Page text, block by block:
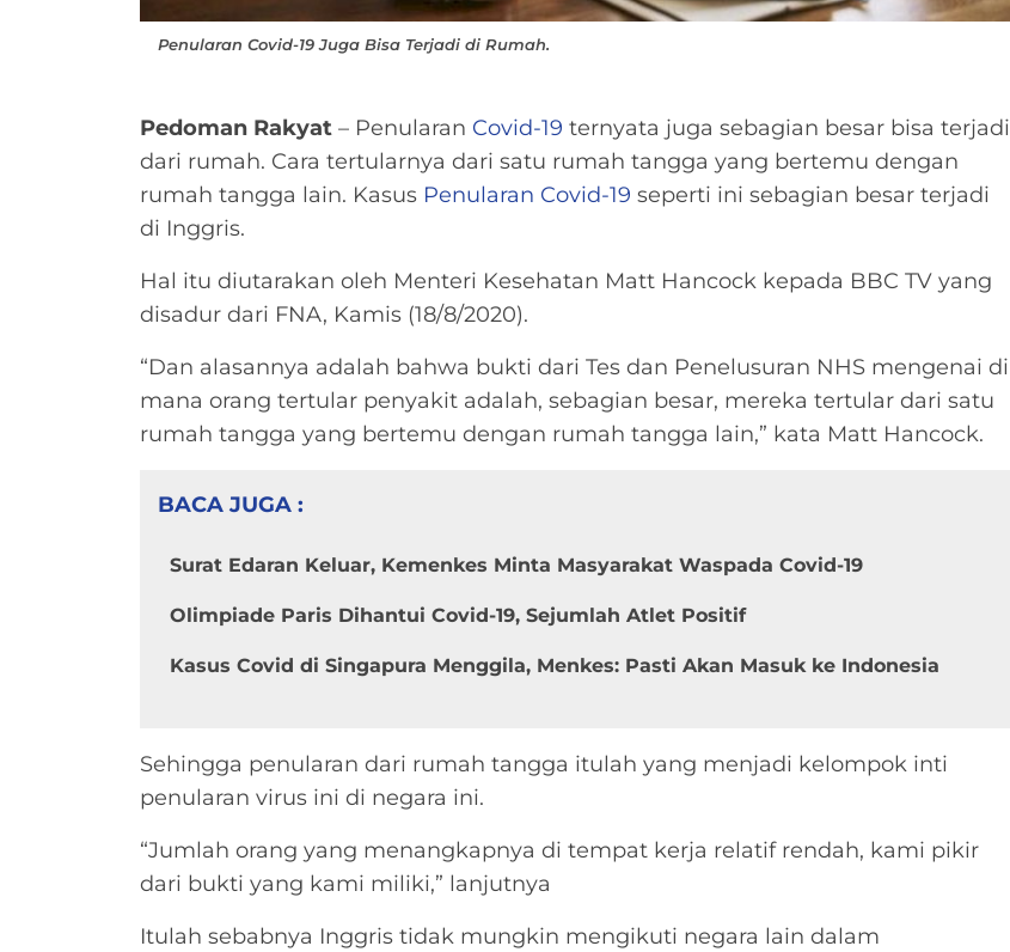
Penularan Covid-19 Juga Bisa Terjadi di Rumah.
Pedoman Rakyat – Penularan Covid-19 ternyata juga sebagian besar bisa terjadi
dari rumah. Cara tertularnya dari satu rumah tangga yang bertemu dengan
rumah tangga lain. Kasus Penularan Covid-19 seperti ini sebagian besar terjadi
di Inggris.
Hal itu diutarakan oleh Menteri Kesehatan Matt Hancock kepada BBC TV yang
disadur dari FNA, Kamis (18/8/2020).
“Dan alasannya adalah bahwa bukti dari Tes dan Penelusuran NHS mengenai di
mana orang tertular penyakit adalah, sebagian besar, mereka tertular dari satu
rumah tangga yang bertemu dengan rumah tangga lain,” kata Matt Hancock.
BACA JUGA :
Surat Edaran Keluar, Kemenkes Minta Masyarakat Waspada Covid-19
Olimpiade Paris Dihantui Covid-19, Sejumlah Atlet Positif
Kasus Covid di Singapura Menggila, Menkes: Pasti Akan Masuk ke Indonesia
Sehingga penularan dari rumah tangga itulah yang menjadi kelompok inti
penularan virus ini di negara ini.
“Jumlah orang yang menangkapnya di tempat kerja relatif rendah, kami pikir
dari bukti yang kami miliki,” lanjutnya
Itulah sebabnya Inggris tidak mungkin mengikuti negara lain dalam